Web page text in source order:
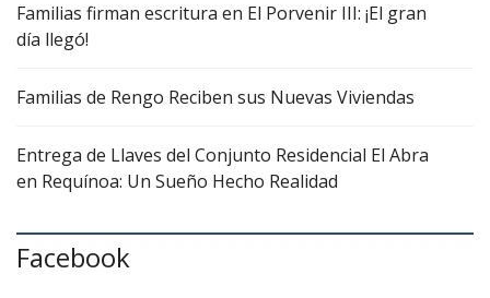
Familias firman escritura en El Porvenir III: ¡El gran
día llegó!
Familias de Rengo Reciben sus Nuevas Viviendas
Entrega de Llaves del Conjunto Residencial El Abra
en Requínoa: Un Sueño Hecho Realidad
Facebook